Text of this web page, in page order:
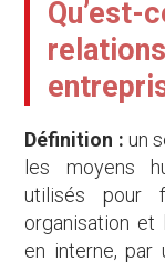
Qu’est-
Définition : un
les moyens
utilisés pour
organisation et
en interne, par